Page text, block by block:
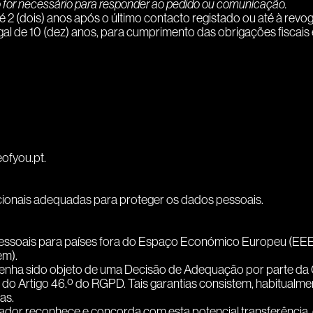
necessário para responder ao pedido ou comunicação.
(dois) anos após o último contacto registado ou até à
de 10 (dez) anos, para cumprimento das obrigações fiscais
adequadas para proteger os dados pessoais.
para países fora do Espaço Económico Europeu
sido objeto de uma Decisão de Adequação por parte
Artigo 46.º do RGPD. Tais garantias consistem,